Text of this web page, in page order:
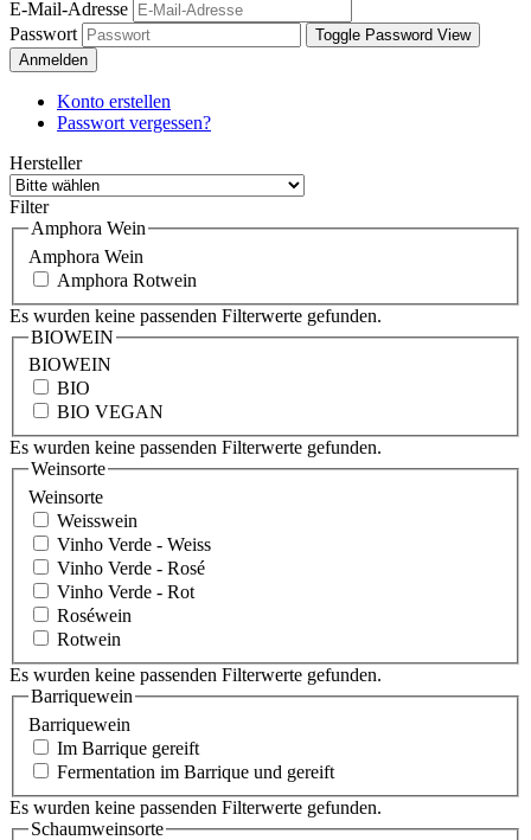
E-Mail-Adresse
Passwort
Toggle Password View
Anmelden
Konto erstellen
Passwort vergessen?
Hersteller
Filter
Amphora Wein
Amphora Wein
Amphora Rotwein
Es wurden keine passenden Filterwerte gefunden.
BIOWEIN
BIOWEIN
BIO
BIO VEGAN
Es wurden keine passenden Filterwerte gefunden.
Weinsorte
Weinsorte
Weisswein
Vinho Verde - Weiss
Vinho Verde - Rosé
Vinho Verde - Rot
Roséwein
Rotwein
Es wurden keine passenden Filterwerte gefunden.
Barriquewein
Barriquewein
Im Barrique gereift
Fermentation im Barrique und gereift
Es wurden keine passenden Filterwerte gefunden.
Schaumweinsorte